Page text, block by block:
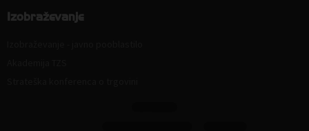
Izobraževanje